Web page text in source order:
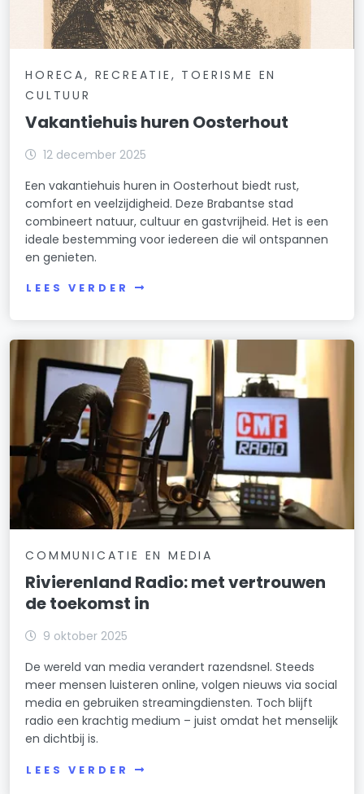
HORECA, RECREATIE, TOERISME EN
CULTUUR
Vakantiehuis huren Oosterhout
12 december 2025
Een vakantiehuis huren in Oosterhout biedt rust,
comfort en veelzijdigheid. Deze Brabantse stad
combineert natuur, cultuur en gastvrijheid. Het is een
ideale bestemming voor iedereen die wil ontspannen
en genieten.
LEES VERDER
COMMUNICATIE EN MEDIA
Rivierenland Radio: met vertrouwen
de toekomst in
9 oktober 2025
De wereld van media verandert razendsnel. Steeds
meer mensen luisteren online, volgen nieuws via social
media en gebruiken streamingdiensten. Toch blijft
radio een krachtig medium – juist omdat het menselijk
en dichtbij is.
LEES VERDER